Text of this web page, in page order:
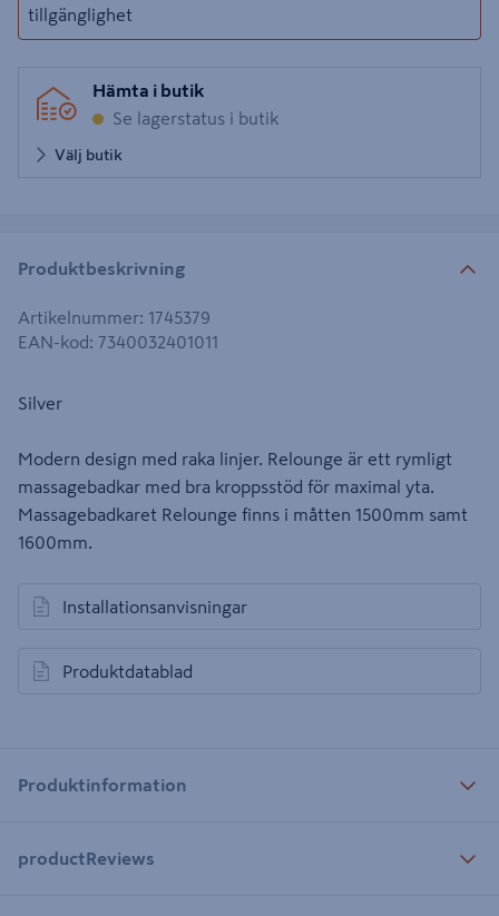
tillgänglighet
Hämta i butik
Se lagerstatus i butik
Välj butik
Produktbeskrivning
Artikelnummer: 1745379
EAN-kod: 7340032401011
Silver
Modern design med raka linjer. Relounge är ett rymligt
massagebadkar med bra kroppsstöd för maximal yta.
Massagebadkaret Relounge finns i måtten 1500mm samt
1600mm.
Installationsanvisningar
öppnas i en ny flik
Produktdatablad
öppnas i en ny flik
Produktinformation
productReviews